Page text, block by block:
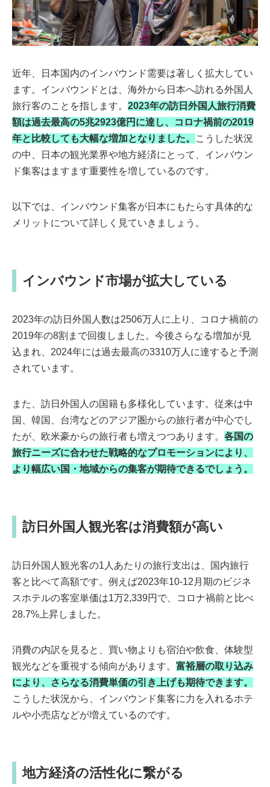
近年、日本国内のインバウンド需要は著しく拡大してい
ます。インバウンドとは、海外から日本へ訪れる外国人
旅行客のことを指します。 2023年の訪日外国人旅行消費
額は過去最高の5兆2923億円に達し、コロナ禍前の2019
年と比較しても大幅な増加となりました。
こうした状況
の中、日本の観光業界や地方経済にとって、インバウン
ド集客はますます重要性を増しているのです。
以下では、インバウンド集客が日本にもたらす具体的な
メリットについて詳しく見ていきましょう。
インバウンド市場が拡大している
2023年の訪日外国人数は2506万人に上り、コロナ禍前の
2019年の8割まで回復しました。今後さらなる増加が見
込まれ、2024年には過去最高の3310万人に達すると予測
されています。
また、訪日外国人の国籍も多様化しています。従来は中
国、韓国、台湾などのアジア圏からの旅行者が中心でし
たが、欧米豪からの旅行者も増えつつあります。 各国の
旅行ニーズに合わせた戦略的なプロモーションにより、
より幅広い国・地域からの集客が期待できるでしょう。
訪日外国人観光客は消費額が高い
訪日外国人観光客の1人あたりの旅行支出は、国内旅行
客と比べて高額です。例えば2023年10-12月期のビジネ
スホテルの客室単価は1万2,339円で、コロナ禍前と比べ
28.7%上昇しました。
消費の内訳を見ると、買い物よりも宿泊や飲食、体験型
観光などを重視する傾向があります。 富裕層の取り込み
により、さらなる消費単価の引き上げも期待できます。
こうした状況から、インバウンド集客に力を入れるホテ
ルや小売店などが増えているのです。
地方経済の活性化に繋がる